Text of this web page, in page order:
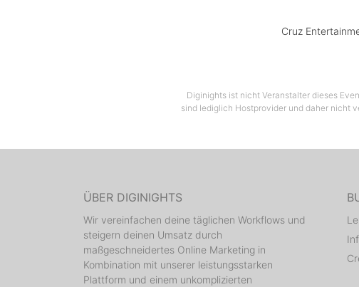
Cruz
Diginights ist nicht Veranstalter dieses
sind lediglich Hostprovider und daher nicht
ÜBER DIGINIGHTS
Wir vereinfachen deine täglichen Workflows und
steigern deinen Umsatz durch
maßgeschneidertes Online Marketing in
Kombination mit unserer leistungsstarken
Plattform und einem unkomplizierten